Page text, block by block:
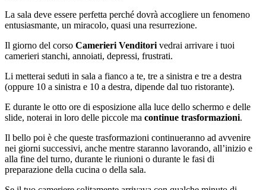
La sala deve essere perfetta perché dovrà accogliere un fenomeno
entusiasmante, un miracolo, quasi una resurrezione.
Il giorno del corso Camerieri Venditori vedrai arrivare i tuoi
camerieri stanchi, annoiati, depressi, frustrati.
Li metterai seduti in sala a fianco a te, tre a sinistra e tre a destra
(oppure 10 a sinistra e 10 a destra, dipende dal tuo ristorante).
E durante le otto ore di esposizione alla luce dello schermo e delle
slide, noterai in loro delle piccole ma continue trasformazioni.
Il bello poi è che queste trasformazioni continueranno ad avvenire
nei giorni successivi, anche mentre staranno lavorando, all’inizio e
alla fine del turno, durante le riunioni o durante le fasi di
preparazione della cucina o della sala.